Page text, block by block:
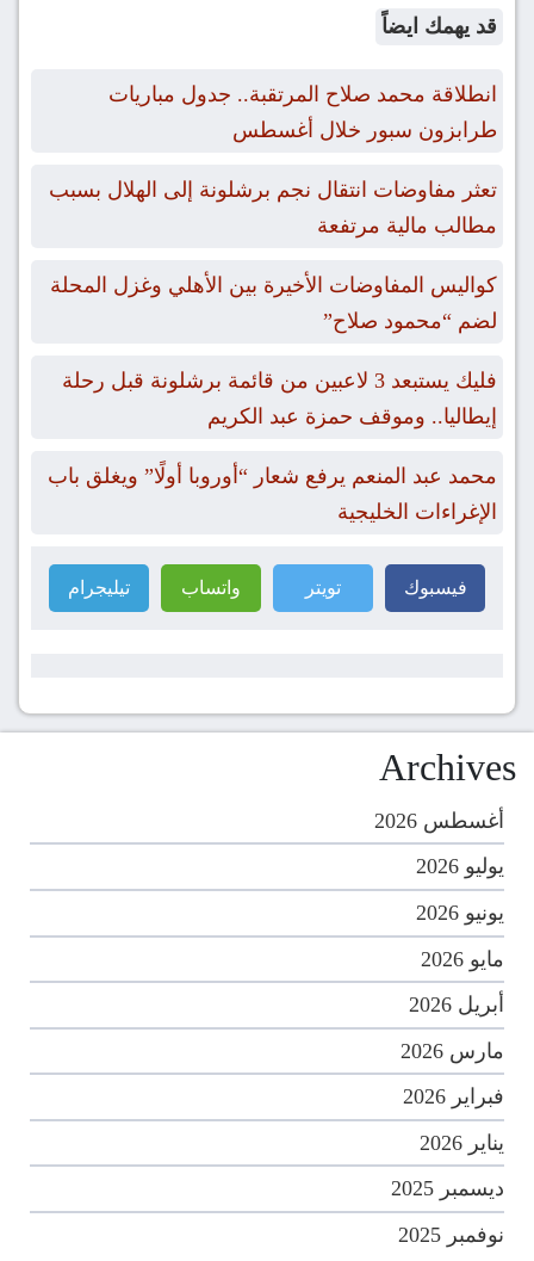
قد يهمك ايضاً
انطلاقة محمد صلاح المرتقبة.. جدول مباريات
طرابزون سبور خلال أغسطس
تعثر مفاوضات انتقال نجم برشلونة إلى الهلال بسبب
مطالب مالية مرتفعة
كواليس المفاوضات الأخيرة بين الأهلي وغزل المحلة
لضم “محمود صلاح”
فليك يستبعد 3 لاعبين من قائمة برشلونة قبل رحلة
إيطاليا.. وموقف حمزة عبد الكريم
محمد عبد المنعم يرفع شعار “أوروبا أولًا” ويغلق باب
الإغراءات الخليجية
فيسبوك تويتر واتساب تيليجرام
Archives
أغسطس 2026
يوليو 2026
يونيو 2026
مايو 2026
أبريل 2026
مارس 2026
فبراير 2026
يناير 2026
ديسمبر 2025
نوفمبر 2025